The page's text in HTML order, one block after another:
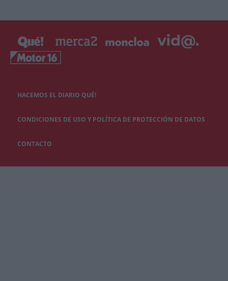
HACEMOS EL DIARIO QUÉ!
CONDICIONES DE USO Y POLÍTICA DE PROTECCIÓN DE DATOS
CONTACTO